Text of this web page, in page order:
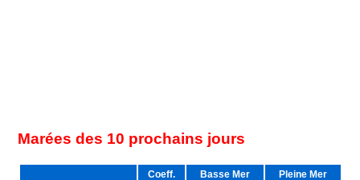
Marées des 10 prochains jours
Coeff. Basse Mer Pleine Mer